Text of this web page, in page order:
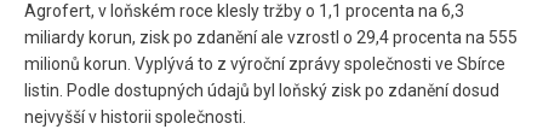
Agrofert, v loňském roce klesly tržby o 1,1 procenta na 6,3
miliardy korun, zisk po zdanění ale vzrostl o 29,4 procenta na 555
milionů korun. Vyplývá to z výroční zprávy společnosti ve Sbírce
listin. Podle dostupných údajů byl loňský zisk po zdanění dosud
nejvyšší v historii společnosti.